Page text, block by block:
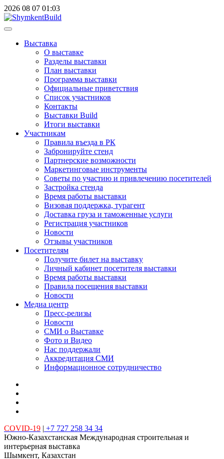
2026 08 07 01:03
Выставка
О выставке
Разделы выставки
План выставки
Программа выставки
Официальные приветствия
Cписок участников
Контакты
Выставки Build
Итоги выставки
Участникам
Правила въезда в РК
Забронируйте стенд
Партнерские возможности
Маркетинговые инструменты
Советы по участию и привлечению посетителей
Застройка стенда
Время работы выставки
Визовая поддержка, турагент
Доставка груза и таможенные услуги
Регистрация участников
Новости
Отзывы участников
Посетителям
Получите билет на выставку
Личный кабинет посетителя выставки
Время работы выставки
Правила посещения выставки
Новости
Медиа центр
Пресс-релизы
Новости
СМИ о Выставке
Фото и Видео
Нас поддержали
Аккредитация СМИ
Информационное сотрудничество
COVID-19 | +7 727 258 34 34
Южно-Казахстанская Международная строительная и
интерьерная выставка
Шымкент, Казахстан